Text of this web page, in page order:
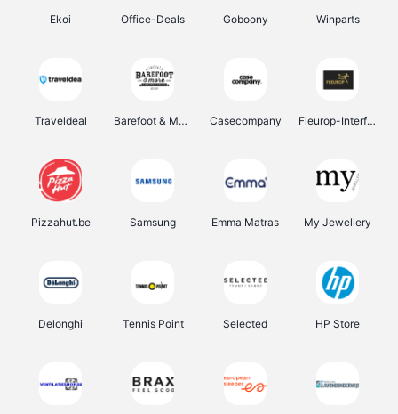
Ekoi Office-Deals Goboony Winparts
Traveldeal Barefoot & More Casecompany Fleurop-Interflora
Pizzahut.be Samsung Emma Matras My Jewellery
Delonghi Tennis Point Selected HP Store